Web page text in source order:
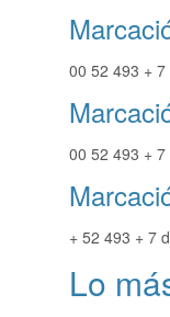
00 52 493 +
00 52 493 +
+ 52 493 + 7
Lo